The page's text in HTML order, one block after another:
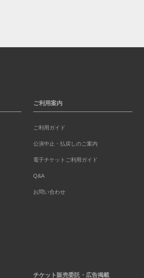
ご利用案内
ご利用ガイド
公演中止・払戻しのご案内
電子チケットご利用ガイド
Q&A
お問い合わせ
チケット販売委託・広告掲載